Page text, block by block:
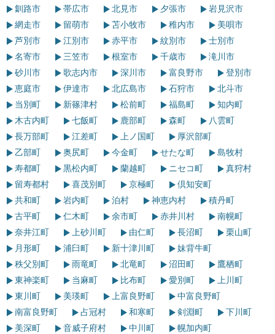
釧路市
帯広市 北見市 夕張市
岩見沢市
網走市
留萌市 苫小牧市 稚内市
美唄市
芦別市
江別市 赤平市 紋別市
士別市
名寄市
三笠市 根室市 千歳市
滝川市
砂川市
歌志内市 深川市 富良野市
登別市
恵庭市
伊達市 北広島市 石狩市
北斗市
当別町
新篠津村 松前町 福島町
知内町
木古内町
七飯町 鹿部町 森町
八雲町
長万部町
江差町 上ノ国町
厚沢部町
乙部町
奥尻町 今金町 せたな町
島牧村
寿都町
黒松内町 蘭越町 ニセコ町
真狩村
留寿都村
喜茂別町 京極町
倶知安町
共和町
岩内町 泊村 神恵内村
積丹町
古平町
仁木町 余市町 赤井川村
南幌町
奈井江町
上砂川町 由仁町 長沼町
栗山町
月形町
浦臼町 新十津川町
妹背牛町
秩父別町
雨竜町 北竜町 沼田町
鷹栖町
東神楽町
当麻町 比布町 愛別町
上川町
東川町
美瑛町 上富良野町
中富良野町
南富良野町
占冠村 和寒町 剣淵町
下川町
美深町
音威子府村 中川町
幌加内町